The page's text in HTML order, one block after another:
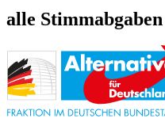
alle Stimmabgaben